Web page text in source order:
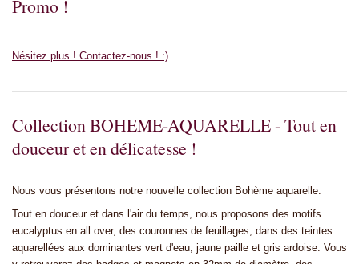
Promo !
Nésitez plus ! Contactez-nous ! :)
Collection BOHEME-AQUARELLE - Tout en
douceur et en délicatesse !
Nous vous présentons notre nouvelle collection Bohème aquarelle.
Tout en douceur et dans l'air du temps, nous proposons des motifs
eucalyptus en all over, des couronnes de feuillages, dans des teintes
aquarellées aux dominantes vert d'eau, jaune paille et gris ardoise. Vous